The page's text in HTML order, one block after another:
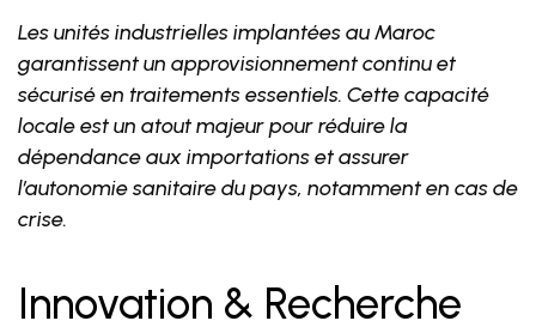
Les unités industrielles implantées au Maroc
garantissent un approvisionnement continu et
sécurisé en traitements essentiels. Cette capacité
locale est un atout majeur pour réduire la
dépendance aux importations et assurer
l’autonomie sanitaire du pays, notamment en cas de
crise.
Innovation & Recherche